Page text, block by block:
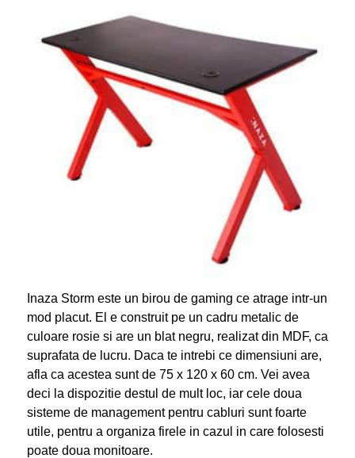
Inaza Storm este un birou de gaming ce atrage intr-un
mod placut. El e construit pe un cadru metalic de
culoare rosie si are un blat negru, realizat din MDF, ca
suprafata de lucru. Daca te intrebi ce dimensiuni are,
afla ca acestea sunt de 75 x 120 x 60 cm. Vei avea
deci la dispozitie destul de mult loc, iar cele doua
sisteme de management pentru cabluri sunt foarte
utile, pentru a organiza firele in cazul in care folosesti
poate doua monitoare.